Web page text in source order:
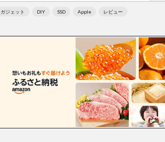
ガジェット DIY SSD Apple レビュー